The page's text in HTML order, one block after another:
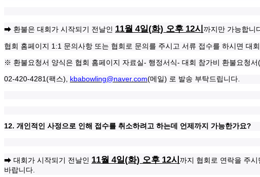
➡ 환불은 대회가 시작되기 전날인 11월 4일(화) 오후 12시 까지만 가능합니
협회 홈페이지 1:1 문의사항 또는 협회로 문의를 주시고 서류 접수를 하시면 대
※ 환불요청서 양식은 협회 홈페이지 자료실- 행정서식- 대회 참가비 환불요청서 (
02-420-4281(팩스), kbabowling@naver.com(메일) 로 발송 부탁드립니다.
12. 개인적인 사정으로 인해 접수를 취소하려고 하는데 언제까지 가능한가요?
➡ 대회가 시작되기 전날인 11월 4일(화) 오후 12시 까지 협회로 연락을 주시
바랍니다.